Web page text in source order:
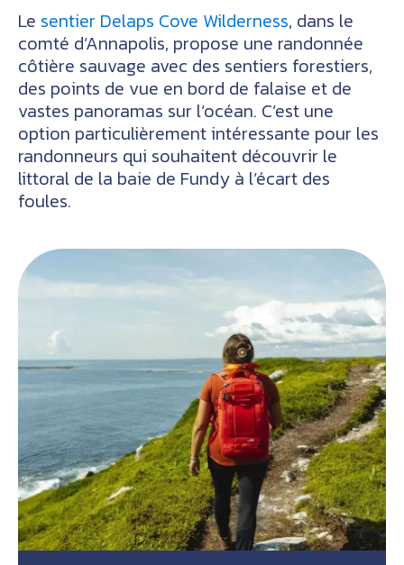
Le sentier Delaps Cove Wilderness, dans le
comté d’Annapolis, propose une randonnée
côtière sauvage avec des sentiers forestiers,
des points de vue en bord de falaise et de
vastes panoramas sur l’océan. C’est une
option particulièrement intéressante pour les
randonneurs qui souhaitent découvrir le
littoral de la baie de Fundy à l’écart des
foules.